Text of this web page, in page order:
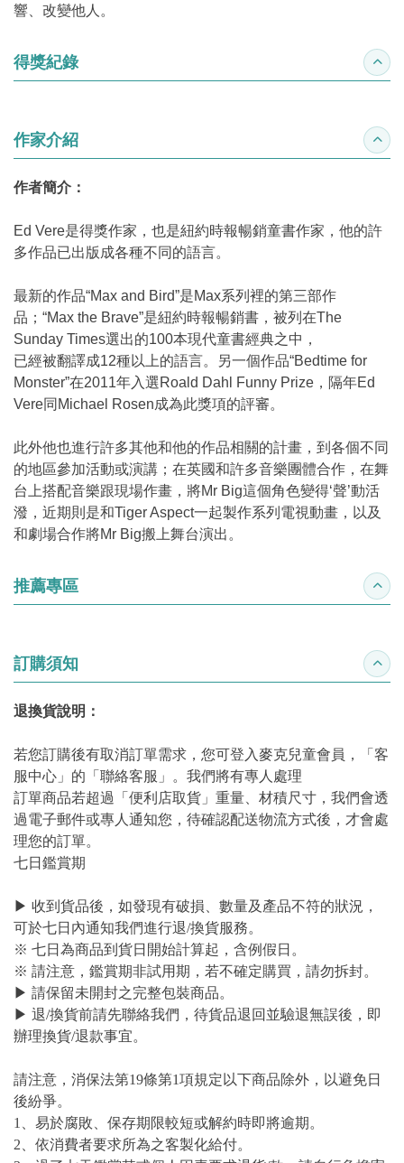
響、改變他人。
得獎紀錄 收合
作家介紹 收合
作者簡介：
Ed Vere是得獎作家，也是紐約時報暢銷童書作家，他的許
多作品已出版成各種不同的語言。
最新的作品“Max and Bird”是Max系列裡的第三部作
品；“Max the Brave”是紐約時報暢銷書，被列在The
Sunday Times選出的100本現代童書經典之中，
已經被翻譯成12種以上的語言。另一個作品“Bedtime for
Monster”在2011年入選Roald Dahl Funny Prize，隔年Ed
Vere同Michael Rosen成為此獎項的評審。
此外他也進行許多其他和他的作品相關的計畫，到各個不同
的地區參加活動或演講；在英國和許多音樂團體合作，在舞
台上搭配音樂跟現場作畫，將Mr Big這個角色變得‘聲’動活
潑，近期則是和Tiger Aspect一起製作系列電視動畫，以及
和劇場合作將Mr Big搬上舞台演出。
推薦專區 收合
訂購須知 收合
退換貨說明：
若您訂購後有取消訂單需求，您可登入麥克兒童會員，「客
服中心」的「聯絡客服」。我們將有專人處理
訂單商品若超過「便利店取貨」重量、材積尺寸，我們會透
過電子郵件或專人通知您，待確認配送物流方式後，才會處
理您的訂單。
七日鑑賞期
▶ 收到貨品後，如發現有破損、數量及產品不符的狀況，
可於七日內通知我們進行退/換貨服務。
※ 七日為商品到貨日開始計算起，含例假日。
※ 請注意，鑑賞期非試用期，若不確定購買，請勿拆封。
▶ 請保留未開封之完整包裝商品。
▶ 退/換貨前請先聯絡我們，待貨品退回並驗退無誤後，即
辦理換貨/退款事宜。
請注意，消保法第19條第1項規定以下商品除外，以避免日
後紛爭。
1、易於腐敗、保存期限較短或解約時即將逾期。
2、依消費者要求所為之客製化給付。